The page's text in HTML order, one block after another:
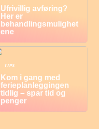
Ufrivillig avføring?
Her er
behandlingsmulighet
ene
TIPS
Kom i gang med
ferieplanleggingen
tidlig – spar tid og
penger